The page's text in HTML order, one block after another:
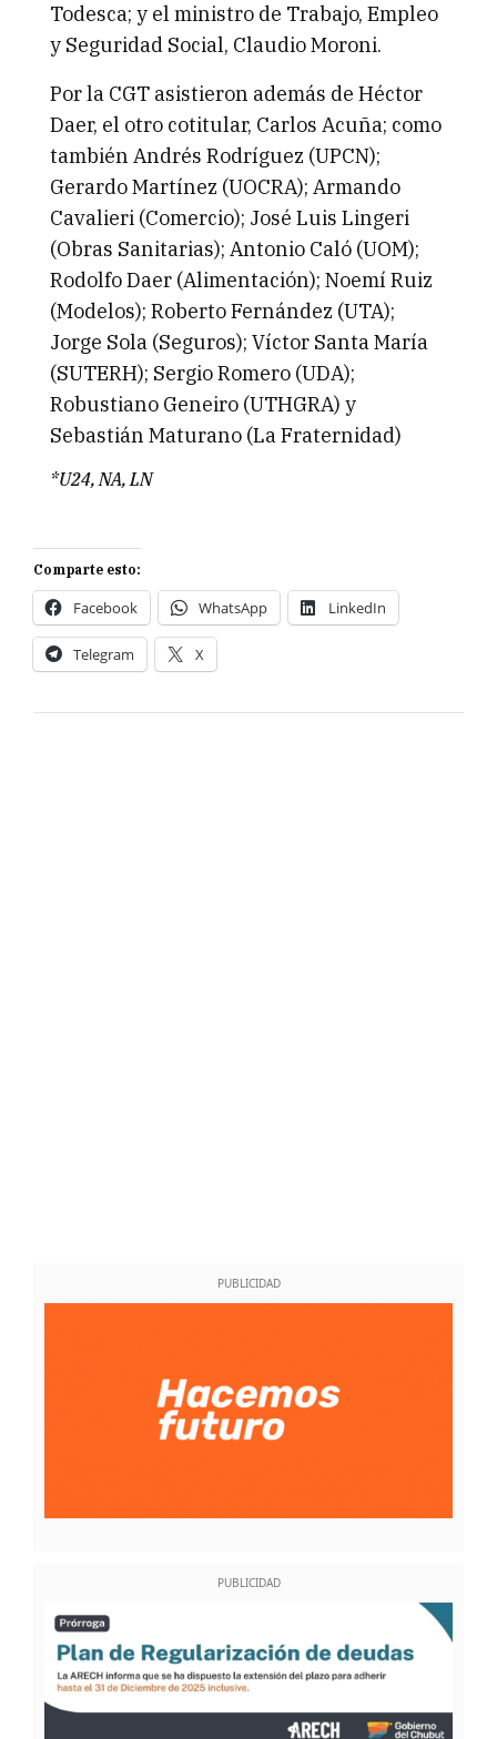
Todesca; y el ministro de Trabajo, Empleo
y Seguridad Social, Claudio Moroni.
Por la CGT asistieron además de Héctor
Daer, el otro cotitular, Carlos Acuña; como
también Andrés Rodríguez (UPCN);
Gerardo Martínez (UOCRA); Armando
Cavalieri (Comercio); José Luis Lingeri
(Obras Sanitarias); Antonio Caló (UOM);
Rodolfo Daer (Alimentación); Noemí Ruiz
(Modelos); Roberto Fernández (UTA);
Jorge Sola (Seguros); Víctor Santa María
(SUTERH); Sergio Romero (UDA);
Robustiano Geneiro (UTHGRA) y
Sebastián Maturano (La Fraternidad)
*U24, NA, LN
Comparte esto:
Facebook WhatsApp LinkedIn
Telegram X